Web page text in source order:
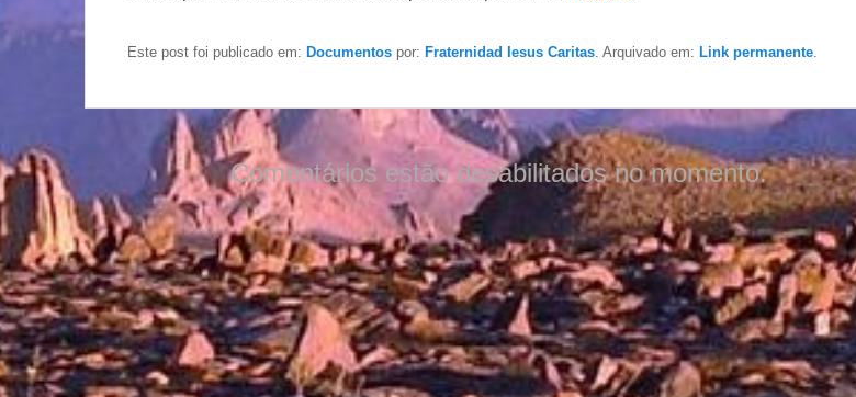
Este post foi publicado em: Documentos por: Fraternidad Iesus Caritas . Arquivado em: Link permanente
Comentários estão desabilitados no momento.